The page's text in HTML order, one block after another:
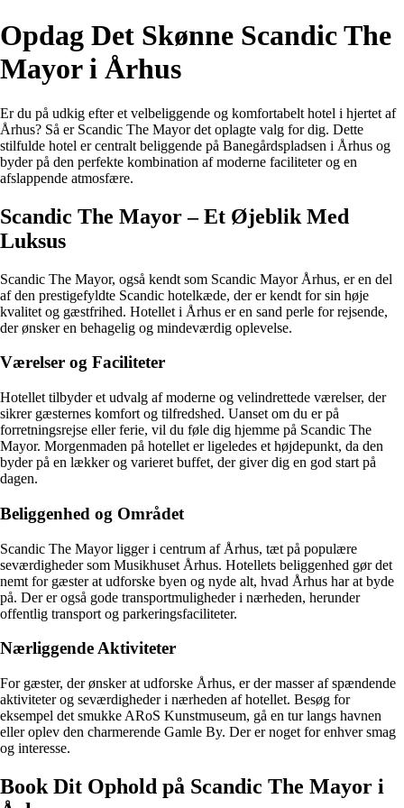
Opdag Det Skønne Scandic The
Mayor i Århus
Er du på udkig efter et velbeliggende og komfortabelt hotel i hjertet af
Århus? Så er Scandic The Mayor det oplagte valg for dig. Dette
stilfulde hotel er centralt beliggende på Banegårdspladsen i Århus og
byder på den perfekte kombination af moderne faciliteter og en
afslappende atmosfære.
Scandic The Mayor – Et Øjeblik Med
Luksus
Scandic The Mayor, også kendt som Scandic Mayor Århus, er en del
af den prestigefyldte Scandic hotelkæde, der er kendt for sin høje
kvalitet og gæstfrihed. Hotellet i Århus er en sand perle for rejsende,
der ønsker en behagelig og mindeværdig oplevelse.
Værelser og Faciliteter
Hotellet tilbyder et udvalg af moderne og velindrettede værelser, der
sikrer gæsternes komfort og tilfredshed. Uanset om du er på
forretningsrejse eller ferie, vil du føle dig hjemme på Scandic The
Mayor. Morgenmaden på hotellet er ligeledes et højdepunkt, da den
byder på en lækker og varieret buffet, der giver dig en god start på
dagen.
Beliggenhed og Området
Scandic The Mayor ligger i centrum af Århus, tæt på populære
seværdigheder som Musikhuset Århus. Hotellets beliggenhed gør det
nemt for gæster at udforske byen og nyde alt, hvad Århus har at byde
på. Der er også gode transportmuligheder i nærheden, herunder
offentlig transport og parkeringsfaciliteter.
Nærliggende Aktiviteter
For gæster, der ønsker at udforske Århus, er der masser af spændende
aktiviteter og seværdigheder i nærheden af hotellet. Besøg for
eksempel det smukke ARoS Kunstmuseum, gå en tur langs havnen
eller oplev den charmerende Gamle By. Der er noget for enhver smag
og interesse.
Book Dit Ophold på Scandic The Mayor i